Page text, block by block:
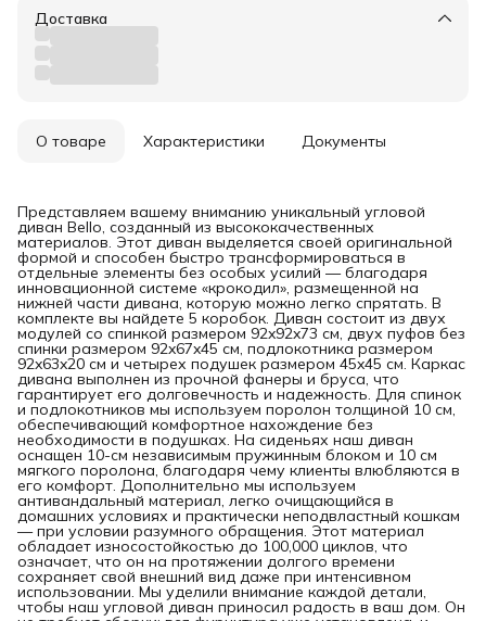
Доставка
О товаре Характеристики Документы
Представляем вашему вниманию уникальный угловой
диван Bello, созданный из высококачественных
материалов. Этот диван выделяется своей оригинальной
формой и способен быстро трансформироваться в
отдельные элементы без особых усилий — благодаря
инновационной системе «крокодил», размещенной на
нижней части дивана, которую можно легко спрятать. В
комплекте вы найдете 5 коробок. Диван состоит из двух
модулей со спинкой размером 92x92x73 см, двух пуфов без
спинки размером 92x67x45 см, подлокотника размером
92x63x20 см и четырех подушек размером 45x45 см. Каркас
дивана выполнен из прочной фанеры и бруса, что
гарантирует его долговечность и надежность. Для спинок
и подлокотников мы используем поролон толщиной 10 см,
обеспечивающий комфортное нахождение без
необходимости в подушках. На сиденьях наш диван
оснащен 10-см независимым пружинным блоком и 10 см
мягкого поролона, благодаря чему клиенты влюбляются в
его комфорт. Дополнительно мы используем
антивандальный материал, легко очищающийся в
домашних условиях и практически неподвластный кошкам
— при условии разумного обращения. Этот материал
обладает износостойкостью до 100,000 циклов, что
означает, что он на протяжении долгого времени
сохраняет свой внешний вид даже при интенсивном
использовании. Мы уделили внимание каждой детали,
чтобы наш угловой диван приносил радость в ваш дом. Он